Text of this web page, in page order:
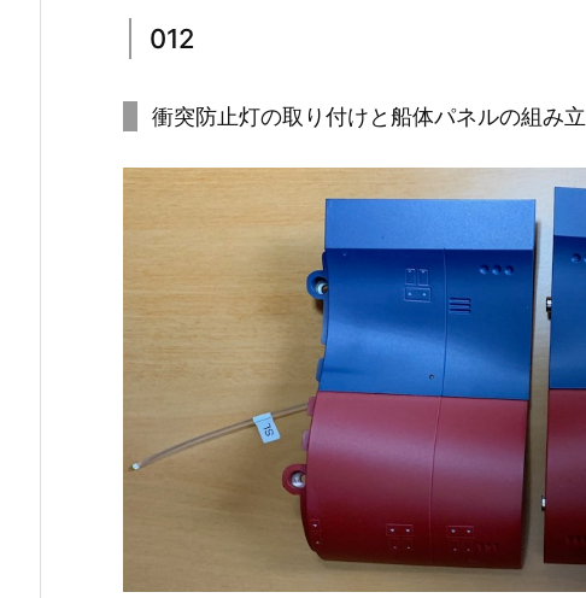
012
衝突防止灯の取り付けと船体パネルの組み